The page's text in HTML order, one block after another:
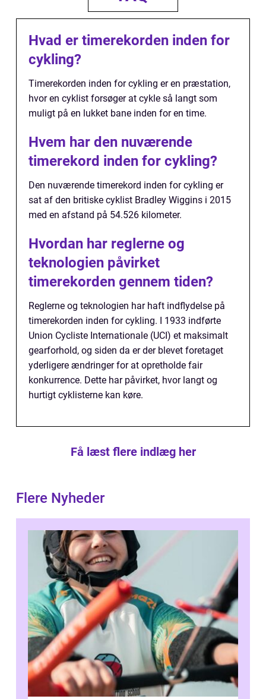
Hvad er timerekorden inden for
cykling?
Timerekorden inden for cykling er en præstation,
hvor en cyklist forsøger at cykle så langt som
muligt på en lukket bane inden for en time.
Hvem har den nuværende
timerekord inden for cykling?
Den nuværende timerekord inden for cykling er
sat af den britiske cyklist Bradley Wiggins i 2015
med en afstand på 54.526 kilometer.
Hvordan har reglerne og
teknologien påvirket
timerekorden gennem tiden?
Reglerne og teknologien har haft indflydelse på
timerekorden inden for cykling. I 1933 indførte
Union Cycliste Internationale (UCI) et maksimalt
gearforhold, og siden da er der blevet foretaget
yderligere ændringer for at opretholde fair
konkurrence. Dette har påvirket, hvor langt og
hurtigt cyklisterne kan køre.
Få læst flere indlæg her
Flere Nyheder